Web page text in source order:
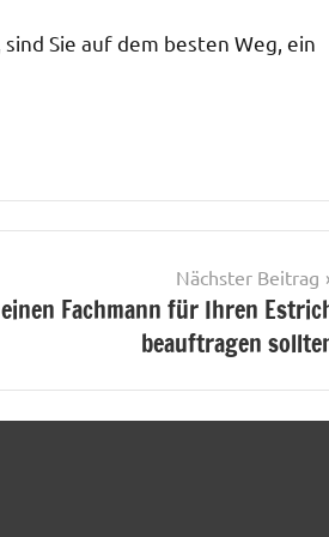
Sie auf dem besten Weg, ein
Nächster Beitrag
Fachmann für Ihren
beauftragen